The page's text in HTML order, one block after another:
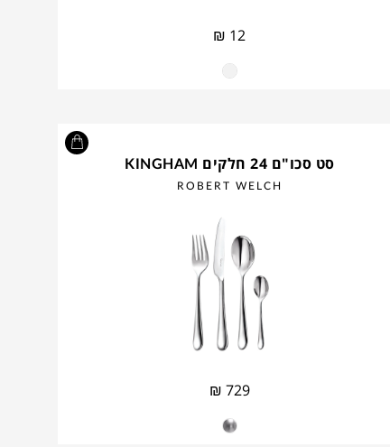
₪ 12
סט סכו"ם 24 חלקים KINGHAM
ROBERT WELCH
₪ 729